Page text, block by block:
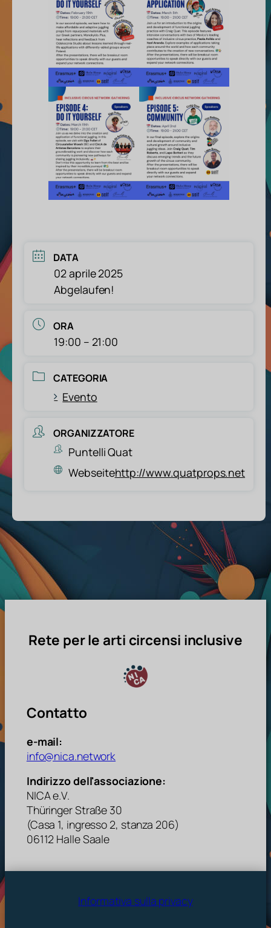
DATA
02 aprile 2025
Abgelaufen!
ORA
19:00 – 21:00
CATEGORIA
Evento
ORGANIZZATORE
Puntelli Quat
Webseitehttp://www.quatprops.net
Rete per le arti circensi inclusive
Contatto
e-mail:
info@nica.network
Indirizzo dell'associazione:
NICA e.V.
Thüringer Straße 30
(Casa 1, ingresso 2, stanza 206)
06112 Halle Saale
Informativa sulla privacy